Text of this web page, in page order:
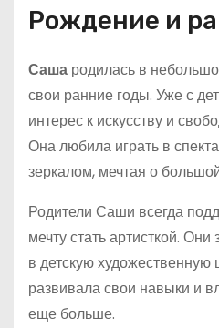
Рождение и
Саша родилась в
свои ранние годы. Уже с
интерес к искусству и
Она любила играть в
зеркалом, мечтая о
Родители Саши всегда
мечту стать артисткой.
в детскую художественную
развивала свои навыки и
еще больше.